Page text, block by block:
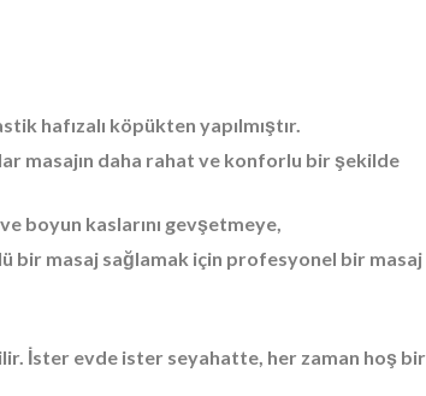
hafızalı köpükten yapılmıştır.
masajın daha rahat ve konforlu bir şekilde
boyun kaslarını gevşetmeye,
bir masaj sağlamak için profesyonel bir masaj
İster evde ister seyahatte, her zaman hoş bir